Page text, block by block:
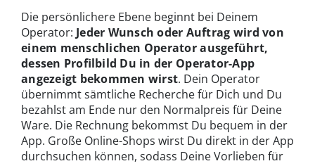
Die persönlichere Ebene beginnt bei Deinem
Operator: Jeder Wunsch oder Auftrag wird von
einem menschlichen Operator ausgeführt,
dessen Profilbild Du in der Operator-App
angezeigt bekommen wirst. Dein Operator
übernimmt sämtliche Recherche für Dich und Du
bezahlst am Ende nur den Normalpreis für Deine
Ware. Die Rechnung bekommst Du bequem in der
App. Große Online-Shops wirst Du direkt in der App
durchsuchen können, sodass Deine Vorlieben für